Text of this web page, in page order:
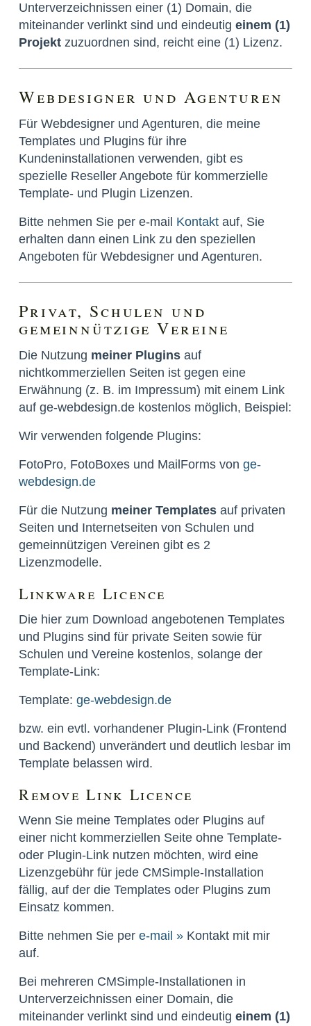
Unterverzeichnissen einer (1) Domain, die
miteinander verlinkt sind und eindeutig einem (1)
Projekt zuzuordnen sind, reicht eine (1) Lizenz.
Webdesigner und Agenturen
Für Webdesigner und Agenturen, die meine
Templates und Plugins für ihre
Kundeninstallationen verwenden, gibt es
spezielle Reseller Angebote für kommerzielle
Template- und Plugin Lizenzen.
Bitte nehmen Sie per e-mail Kontaktauf, Sie
erhalten dann einen Link zu den speziellen
Angeboten für Webdesigner und Agenturen.
Privat, Schulen und
gemeinnützige Vereine
Die Nutzung meiner Pluginsauf
nichtkommerziellen Seiten ist gegen eine
Erwähnung (z. B. im Impressum) mit einem Link
auf ge-webdesign.de kostenlos möglich, Beispiel:
Wir verwenden folgende Plugins:
FotoPro, FotoBoxes und MailForms von ge-
webdesign.de
Für die Nutzung meiner Templatesauf privaten
Seiten und Internetseiten von Schulen und
gemeinnützigen Vereinen gibt es 2
Lizenzmodelle.
Linkware Licence
Die hier zum Download angebotenen Templates
und Plugins sind für private Seiten sowie für
Schulen und Vereine kostenlos, solange der
Template-Link:
Template: ge-webdesign.de
bzw. ein evtl. vorhandener Plugin-Link (Frontend
und Backend) unverändert und deutlich lesbar im
Template belassen wird.
Remove Link Licence
Wenn Sie meine Templates oder Plugins auf
einer nicht kommerziellen Seite ohne Template-
oder Plugin-Link nutzen möchten, wird eine
Lizenzgebühr für jede CMSimple-Installation
fällig, auf der die Templates oder Plugins zum
Einsatz kommen.
Bitte nehmen Sie per e-mail »Kontakt mit mir
auf.
Bei mehreren CMSimple-Installationen in
Unterverzeichnissen einer Domain, die
miteinander verlinkt sind und eindeutig einem (1)